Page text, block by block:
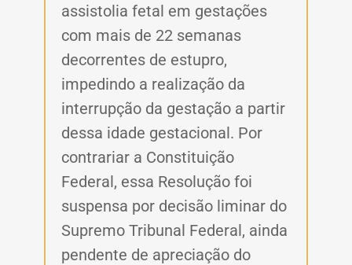
assistolia fetal em gestações
com mais de 22 semanas
decorrentes de estupro,
impedindo a realização da
interrupção da gestação a partir
dessa idade gestacional. Por
contrariar a Constituição
Federal, essa Resolução foi
suspensa por decisão liminar do
Supremo Tribunal Federal, ainda
pendente de apreciação do